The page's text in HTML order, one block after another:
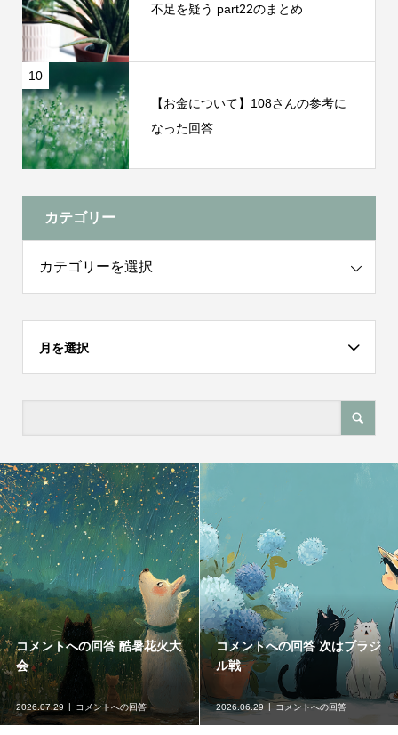
不足を疑う part22のまとめ
10
【お金について】108さんの参考に
なった回答
カテゴリー
月を選択
コメントへの回答 台風発生要
注意
2026.05.30 コメントへの回答
コメントへの回答 GW
2026.04.25 コメントへの回答